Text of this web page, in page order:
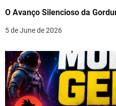
O Avanço Silencioso da
5 de June de 2026